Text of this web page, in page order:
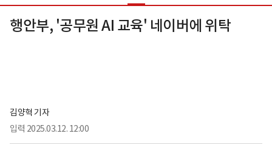
행안부, '공무원 AI 교육' 네이버에 위탁
김양혁 기자
입력 2025.03.12. 12:00